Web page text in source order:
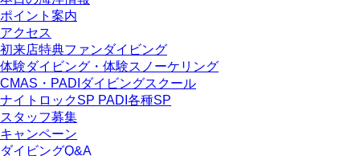
ポイント案内
アクセス
初来店特典ファンダイビング
体験ダイビング・体験スノーケリング
CMAS・PADIダイビングスクール
ナイトロックSP PADI各種SP
スタッフ募集
キャンペーン
ダイビングQ&A